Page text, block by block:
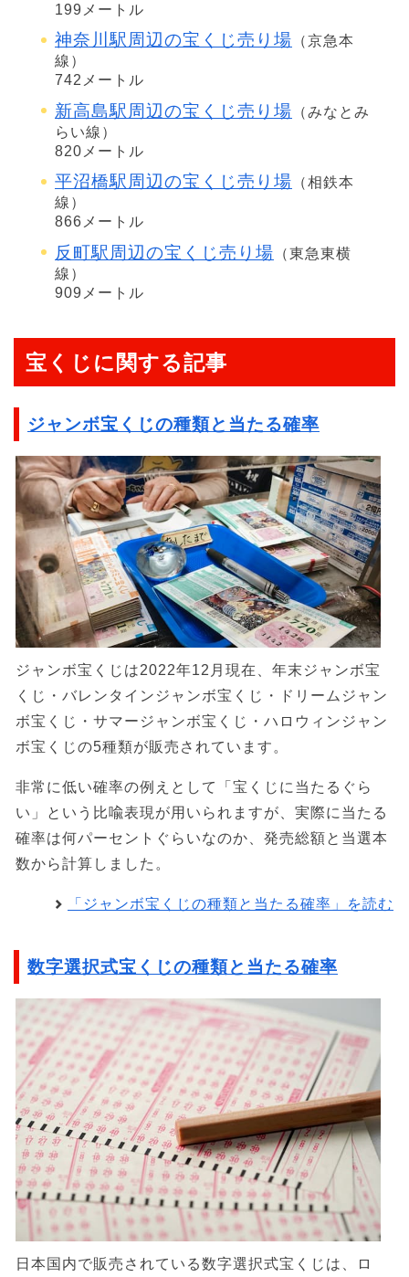
199メートル
神奈川駅周辺の宝くじ売り場 （京急本
線）
742メートル
新高島駅周辺の宝くじ売り場 （みなとみ
らい線）
820メートル
平沼橋駅周辺の宝くじ売り場 （相鉄本
線）
866メートル
反町駅周辺の宝くじ売り場 （東急東横
線）
909メートル
宝くじに関する記事
ジャンボ宝くじの種類と当たる確率
ジャンボ宝くじは2022年12月現在、年末ジャンボ宝
くじ・バレンタインジャンボ宝くじ・ドリームジャン
ボ宝くじ・サマージャンボ宝くじ・ハロウィンジャン
ボ宝くじの5種類が販売されています。
非常に低い確率の例えとして「宝くじに当たるぐら
い」という比喩表現が用いられますが、実際に当たる
確率は何パーセントぐらいなのか、発売総額と当選本
数から計算しました。
「ジャンボ宝くじの種類と当たる確率」を読む
数字選択式宝くじの種類と当たる確率
日本国内で販売されている数字選択式宝くじは、ロ